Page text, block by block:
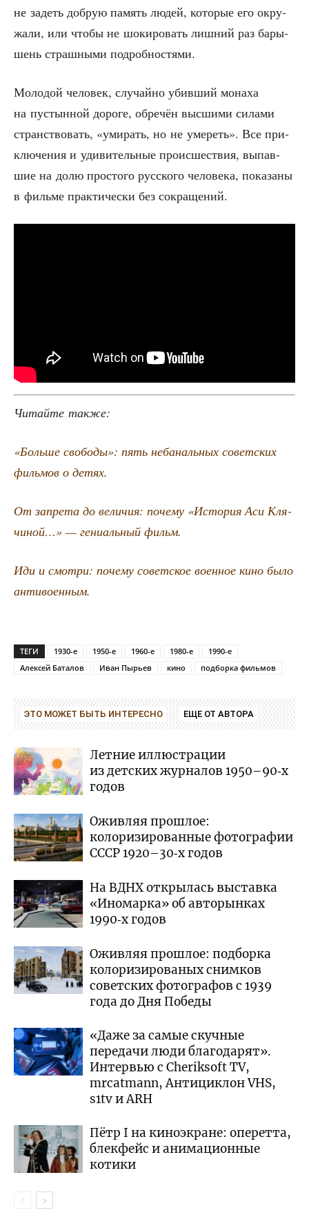
не задеть доб­рую память людей, кото­рые его окру­
жа­ли, или что­бы не шоки­ро­вать лиш­ний раз бары­
шень страш­ны­ми подробностями.
Моло­дой чело­век, слу­чай­но убив­ший мона­ха
на пустын­ной доро­ге, обре­чён выс­ши­ми сила­ми
стран­ство­вать, «уми­рать, но не уме­реть». Все при­
клю­че­ния и уди­ви­тель­ные про­ис­ше­ствия, выпав­
шие на долю про­сто­го рус­ско­го чело­ве­ка, пока­за­ны
в филь­ме прак­ти­че­ски без сокращений.
Читай­те также:
«Боль­ше сво­бо­ды»: пять неба­наль­ных совет­ских
филь­мов о детях.
От запре­та до вели­чия: поче­му «Исто­рия Аси Кля­
чи­ной…» — гени­аль­ный фильм.
Иди и смот­ри: поче­му совет­ское воен­ное кино было
анти­во­ен­ным.
ТЕГИ 1930-е 1950-е 1960-е 1980-е
1990-е
Алексей Баталов
Иван Пырьев кино подборка фильмов
ЭТО МОЖЕТ БЫТЬ ИНТЕРЕСНО ЕЩЕ ОТ АВТОРА
Летние иллюстрации
из детских журналов 1950–90‑х
годов
Оживляя прошлое:
колоризированные фотографии
СССР 1920–30‑х годов
На ВДНХ открылась выставка
«Иномарка» об авторынках
1990‑х годов
Оживляя прошлое: подборка
колоризированых снимков
советских фотографов с 1939
года до Дня Победы
«Даже за самые скучные
передачи люди благодарят».
Интервью с Cheriksoft TV,
mrcatmann, Антициклон VHS,
s1tv и ARH
Пётр I на киноэкране: оперетта,
блекфейс и анимационные
котики